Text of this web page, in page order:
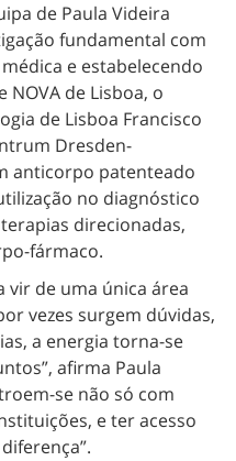
de Paula Videira
fundamental com
e estabelecendo
de Lisboa, o
de Lisboa Francisco
Dresden-
anticorpo patenteado
no diagnóstico
direcionadas,
fármaco.
vir de uma única área
vezes surgem dúvidas,
a energia torna-se
afirma Paula
se não só com
e ter acesso